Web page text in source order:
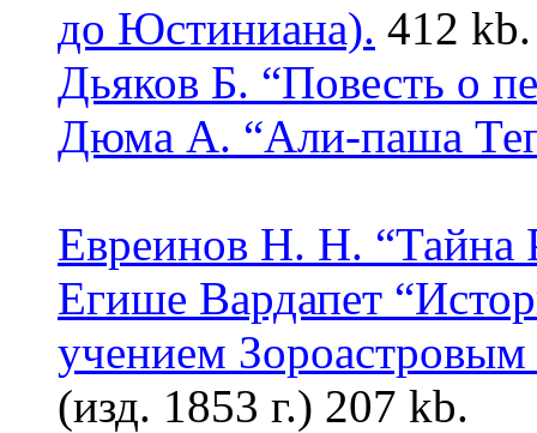
до Юстиниана). 412 kb.
Дьяков Б. “Повесть о
Дюма А. “Али-паша
Евреинов Н. Н. “Тайна
Егише Вардапет
учением
(изд. 1853 г.) 207 kb.